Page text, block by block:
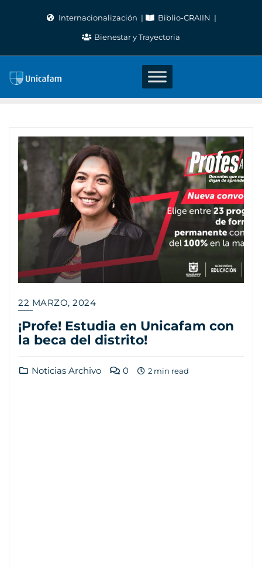
Internacionalización Biblio-CRAIIN
Bienestar y Trayectoria
22 MARZO, 2024
¡Profe! Estudia en Unicafam con
la beca del distrito!
Noticias Archivo 0 2 min read